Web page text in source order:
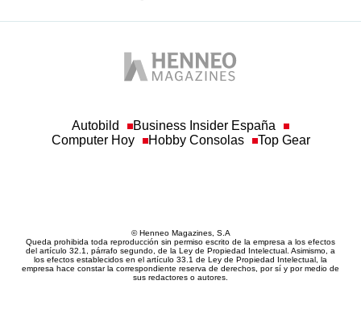
Computer Hoy
Hobby Consolas Top Gear
del artículo 32.1, párrafo segundo, de la Ley de Propiedad Intelectual. Asimismo, a
los efectos establecidos en el artículo 33.1 de Ley de Propiedad Intelectual, la
empresa hace constar la correspondiente reserva de derechos, por sí y por medio de
sus redactores o autores.